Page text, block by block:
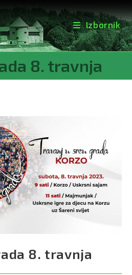
Izbornik
8. travnja
8. travnja